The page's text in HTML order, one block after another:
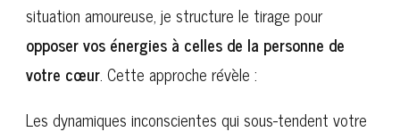
situation amoureuse, je structure le tirage pour
opposer vos énergies à celles de la personne de
votre cœur. Cette approche révèle :
Les dynamiques inconscientes qui sous-tendent votre